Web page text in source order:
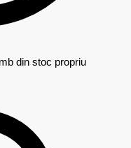
din stoc propriu